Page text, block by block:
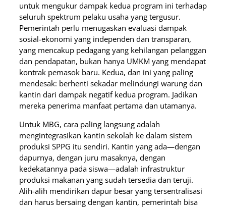
untuk mengukur dampak kedua program ini terhadap
seluruh spektrum pelaku usaha yang tergusur.
Pemerintah perlu menugaskan evaluasi dampak
sosial-ekonomi yang independen dan transparan,
yang mencakup pedagang yang kehilangan pelanggan
dan pendapatan, bukan hanya UMKM yang mendapat
kontrak pemasok baru. Kedua, dan ini yang paling
mendesak: berhenti sekadar melindungi warung dan
kantin dari dampak negatif kedua program. Jadikan
mereka penerima manfaat pertama dan utamanya.
Untuk MBG, cara paling langsung adalah
mengintegrasikan kantin sekolah ke dalam sistem
produksi SPPG itu sendiri. Kantin yang ada—dengan
dapurnya, dengan juru masaknya, dengan
kedekatannya pada siswa—adalah infrastruktur
produksi makanan yang sudah tersedia dan teruji.
Alih-alih mendirikan dapur besar yang tersentralisasi
dan harus bersaing dengan kantin, pemerintah bisa